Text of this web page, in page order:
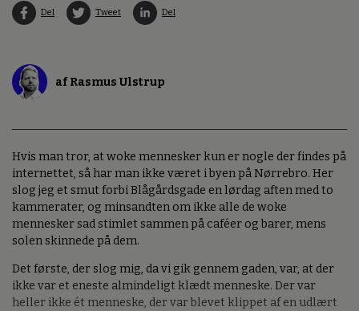
Del Tweet Del
af Rasmus Ulstrup
Hvis man tror, at woke mennesker kun er nogle der findes på
internettet, så har man ikke været i byen på Nørrebro. Her
slog jeg et smut forbi Blågårdsgade en lørdag aften med to
kammerater, og minsandten om ikke alle de woke
mennesker sad stimlet sammen på caféer og barer, mens
solen skinnede på dem.
Det første, der slog mig, da vi gik gennem gaden, var, at der
ikke var et eneste almindeligt klædt menneske. Der var
heller ikke ét menneske, der var blevet klippet af en udlært